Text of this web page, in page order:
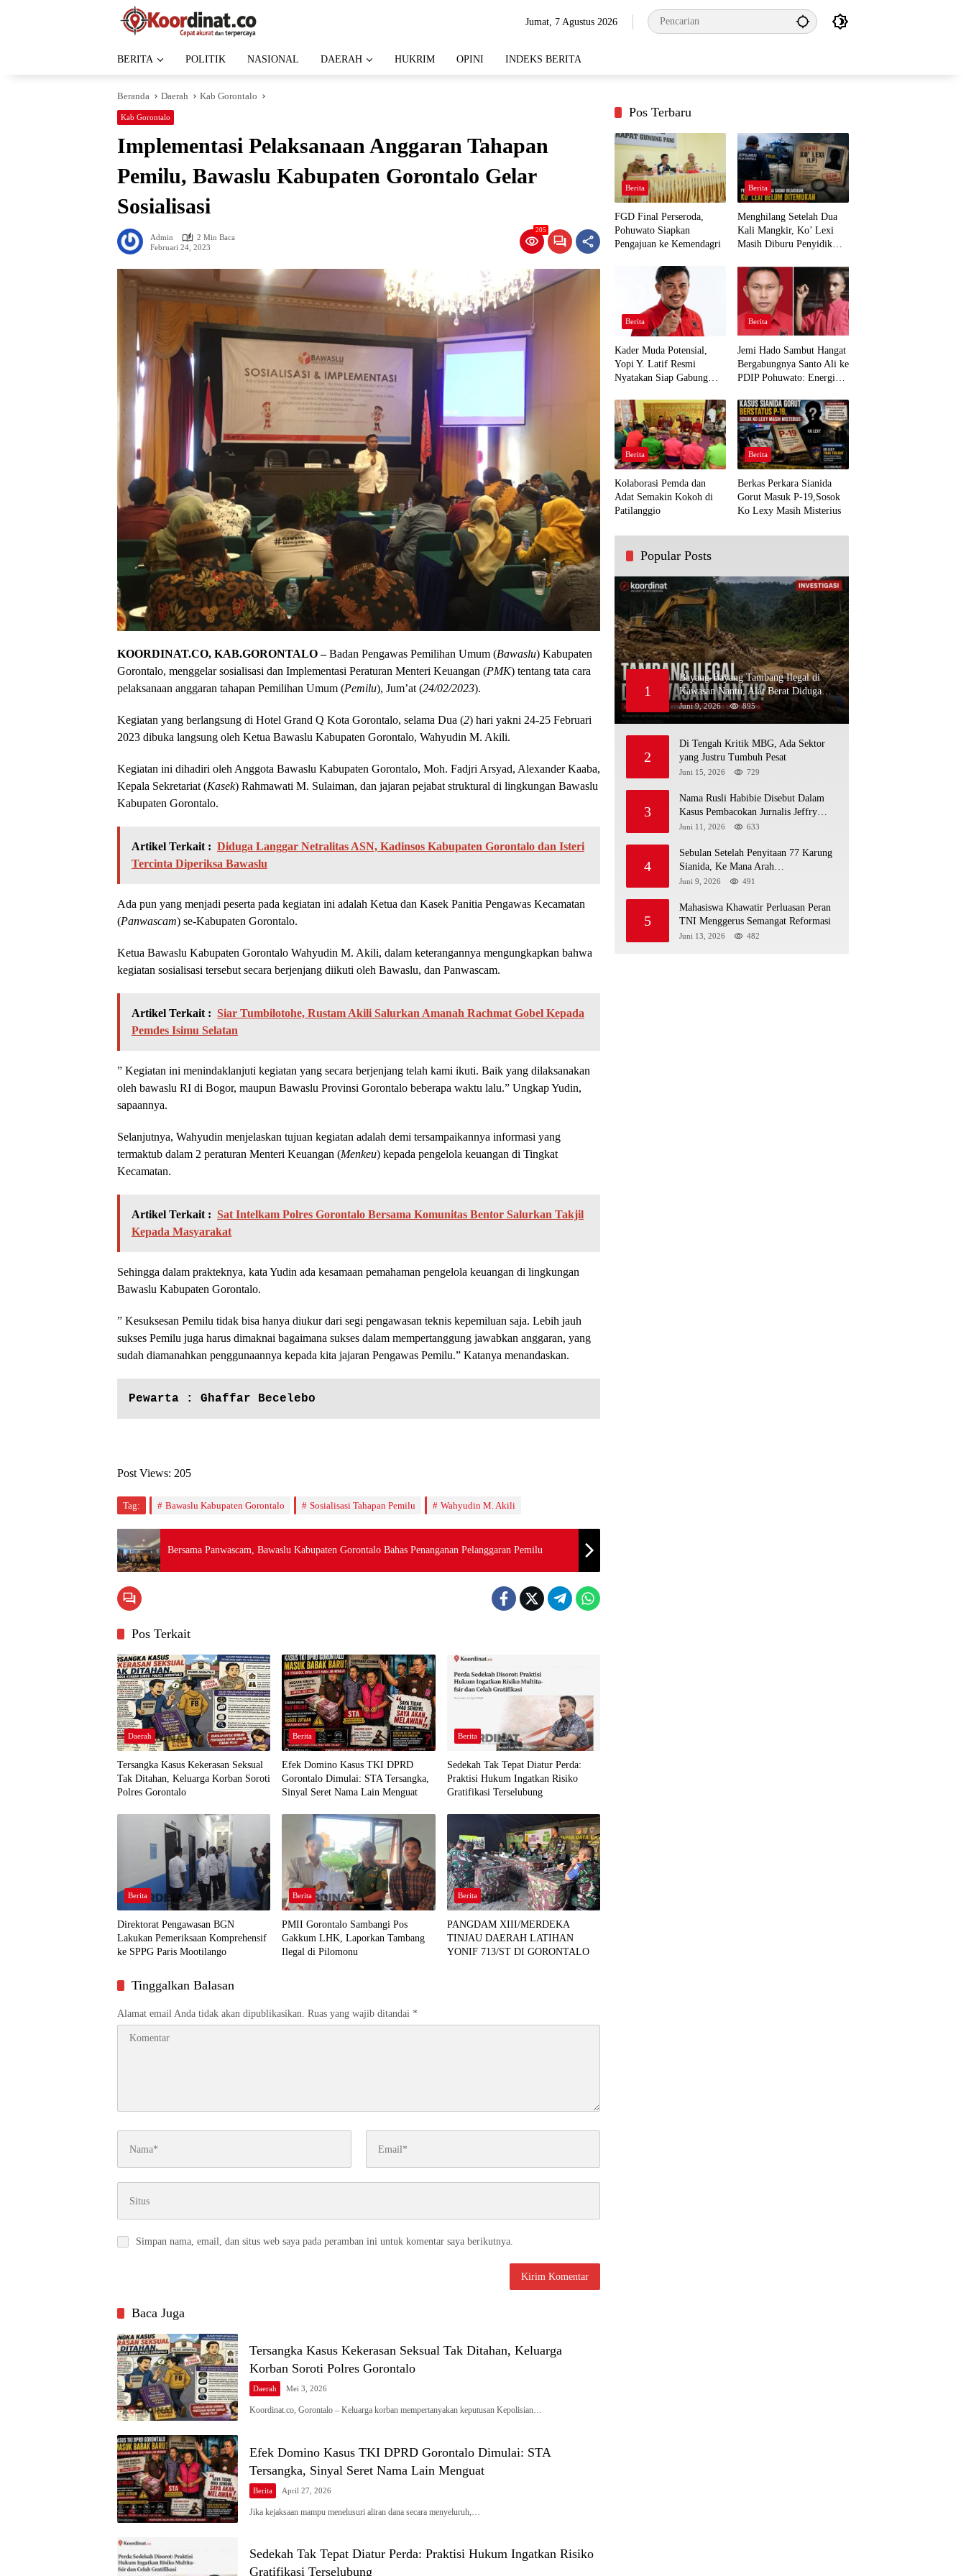
Jumat, 7 Agustus 2026
BERITA POLITIK NASIONAL DAERAH HUKRIM OPINI INDEKS BERITA
Beranda Daerah Kab Gorontalo
Kab Gorontalo
Implementasi Pelaksanaan Anggaran Tahapan
Pemilu, Bawaslu Kabupaten Gorontalo Gelar
Sosialisasi
Admin
2 Min Baca
Februari 24, 2023
205
KOORDINAT.CO, KAB.GORONTALO –Badan Pengawas Pemilihan Umum (Bawaslu) Kabupaten
Gorontalo, menggelar sosialisasi dan Implementasi Peraturan Menteri Keuangan (PMK) tentang tata cara
pelaksanaan anggaran tahapan Pemilihan Umum (Pemilu), Jum’at (24/02/2023).
Kegiatan yang berlangsung di Hotel Grand Q Kota Gorontalo, selama Dua (2) hari yakni 24-25 Februari
2023 dibuka langsung oleh Ketua Bawaslu Kabupaten Gorontalo, Wahyudin M. Akili.
Kegiatan ini dihadiri oleh Anggota Bawaslu Kabupaten Gorontalo, Moh. Fadjri Arsyad, Alexander Kaaba,
Kepala Sekretariat (Kasek) Rahmawati M. Sulaiman, dan jajaran pejabat struktural di lingkungan Bawaslu
Kabupaten Gorontalo.
Artikel Terkait : Diduga Langgar Netralitas ASN, Kadinsos Kabupaten Gorontalo dan Isteri
Tercinta Diperiksa Bawaslu
Ada pun yang menjadi peserta pada kegiatan ini adalah Ketua dan Kasek Panitia Pengawas Kecamatan
(Panwascam) se-Kabupaten Gorontalo.
Ketua Bawaslu Kabupaten Gorontalo Wahyudin M. Akili, dalam keterangannya mengungkapkan bahwa
kegiatan sosialisasi tersebut secara berjenjang diikuti oleh Bawaslu, dan Panwascam.
Artikel Terkait : Siar Tumbilotohe, Rustam Akili Salurkan Amanah Rachmat Gobel Kepada
Pemdes Isimu Selatan
” Kegiatan ini menindaklanjuti kegiatan yang secara berjenjang telah kami ikuti. Baik yang dilaksanakan
oleh bawaslu RI di Bogor, maupun Bawaslu Provinsi Gorontalo beberapa waktu lalu.” Ungkap Yudin,
sapaannya.
Selanjutnya, Wahyudin menjelaskan tujuan kegiatan adalah demi tersampaikannya informasi yang
termaktub dalam 2 peraturan Menteri Keuangan (Menkeu) kepada pengelola keuangan di Tingkat
Kecamatan.
Artikel Terkait : Sat Intelkam Polres Gorontalo Bersama Komunitas Bentor Salurkan Takjil
Kepada Masyarakat
Sehingga dalam prakteknya, kata Yudin ada kesamaan pemahaman pengelola keuangan di lingkungan
Bawaslu Kabupaten Gorontalo.
” Kesuksesan Pemilu tidak bisa hanya diukur dari segi pengawasan teknis kepemiluan saja. Lebih jauh
sukses Pemilu juga harus dimaknai bagaimana sukses dalam mempertanggung jawabkan anggaran, yang
sudah diamanahkan penggunaannya kepada kita jajaran Pengawas Pemilu.” Katanya menandaskan.
Pewarta : Ghaffar Becelebo
Post Views: 205
Tag: Bawaslu Kabupaten Gorontalo Sosialisasi Tahapan Pemilu Wahyudin M. Akili
Bersama Panwascam, Bawaslu Kabupaten Gorontalo Bahas Penanganan Pelanggaran Pemilu
Pos Terkait
Daerah
Tersangka Kasus Kekerasan Seksual
Tak Ditahan, Keluarga Korban Soroti
Polres Gorontalo
Berita
Efek Domino Kasus TKI DPRD
Gorontalo Dimulai: STA Tersangka,
Sinyal Seret Nama Lain Menguat
Berita
Sedekah Tak Tepat Diatur Perda:
Praktisi Hukum Ingatkan Risiko
Gratifikasi Terselubung
Berita
Direktorat Pengawasan BGN
Lakukan Pemeriksaan Komprehensif
Berita
PMII Gorontalo Sambangi Pos
Gakkum LHK, Laporkan Tambang
Ilegal di Pilomonu
Berita
PANGDAM XIII/MERDEKA
TINJAU DAERAH LATIHAN
YONIF 713/ST DI GORONTALO
Tinggalkan Balasan
Alamat email Anda tidak akan dipublikasikan. Ruas yang wajib ditandai *
Simpan nama, email, dan situs web saya pada peramban ini untuk komentar saya berikutnya.
Baca Juga
Tersangka Kasus Kekerasan Seksual Tak Ditahan, Keluarga
Korban Soroti Polres Gorontalo
Daerah Mei 3, 2026
Koordinat.co, Gorontalo – Keluarga korban mempertanyakan keputusan Kepolisian…
Efek Domino Kasus TKI DPRD Gorontalo Dimulai: STA
Tersangka, Sinyal Seret Nama Lain Menguat
Berita April 27, 2026
Jika kejaksaan mampu menelusuri aliran dana secara menyeluruh,…
Sedekah Tak Tepat Diatur Perda: Praktisi Hukum Ingatkan Risiko
Gratifikasi Terselubung
Pos Terbaru
Berita
FGD Final Perseroda,
Pohuwato Siapkan
Pengajuan ke Kemendagri
Berita
Menghilang Setelah Dua
Kali Mangkir, Ko’ Lexi
Masih Diburu Penyidik
Berita
Kader Muda Potensial,
Yopi Y. Latif Resmi
Nyatakan Siap Gabung
Demi Kawal Aspirasi Bumi
Panua
Berita
Jemi Hado Sambut Hangat
Bergabungnya Santo Ali ke
PDIP Pohuwato: Energi
Rakyat
Berita
Kolaborasi Pemda dan
Adat Semakin Kokoh di
Patilanggio
Berita
Berkas Perkara Sianida
Gorut Masuk P-19,Sosok
Ko Lexy Masih Misterius
Popular Posts
1
Bayang-Bayang Tambang Ilegal di
Kawasan Nantu, Alat Berat Diduga
Kembali Menembus Hutan Sapa
Juni 9, 2026 895
2
Di Tengah Kritik MBG, Ada Sektor
yang Justru Tumbuh Pesat
Juni 15, 2026 729
3
Nama Rusli Habibie Disebut Dalam
Kasus Pembacokan Jurnalis Jeffry
Rumampuk
Juni 11, 2026 633
4
Sebulan Setelah Penyitaan 77 Karung
Sianida, Ke Mana Arah
Penyidikannya?
Juni 9, 2026 491
5
Mahasiswa Khawatir Perluasan Peran
TNI Menggerus Semangat Reformasi
Juni 13, 2026 482